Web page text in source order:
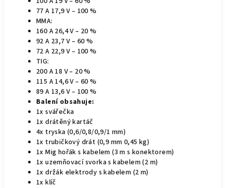
77 A 17,9 V – 100 %
MMA:
160 A 26,4 V – 20 %
92 A 23,7 V – 60 %
72 A 22,9 V – 100 %
TIG:
200 A 18 V – 20 %
115 A 14,6 V – 60 %
89 A 13,6 V – 100 %
Balení obsahuje:
1x svářečka
1x drátěný kartáč
4x tryska (0,6/0,8/0,9/1 mm)
1x trubičkový drát (0,9 mm 0,45 kg)
1x Mig hořák s kabelem (3 m s konektorem)
1x uzemňovací svorka s kabelem (2 m)
1x držák elektrody s kabelem (2 m)
1x klíč